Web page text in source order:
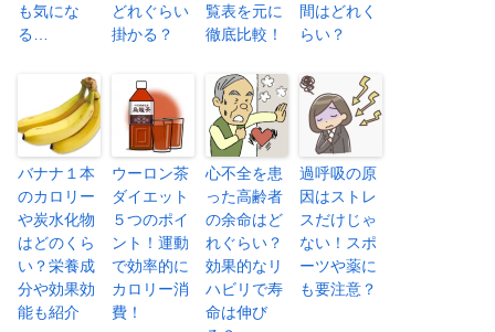
も気にな
る…
どれぐらい
掛かる？
覧表を元に
徹底比較！
間はどれく
らい？
バナナ１本
のカロリー
や炭水化物
はどのくら
い？栄養成
分や効果効
能も紹介
ウーロン茶
ダイエット
５つのポイ
ント！運動
で効率的に
カロリー消
費！
心不全を患
った高齢者
の余命はど
れぐらい？
効果的なリ
ハビリで寿
命は伸び
過呼吸の原
因はストレ
スだけじゃ
ない！スポ
ーツや薬に
も要注意？